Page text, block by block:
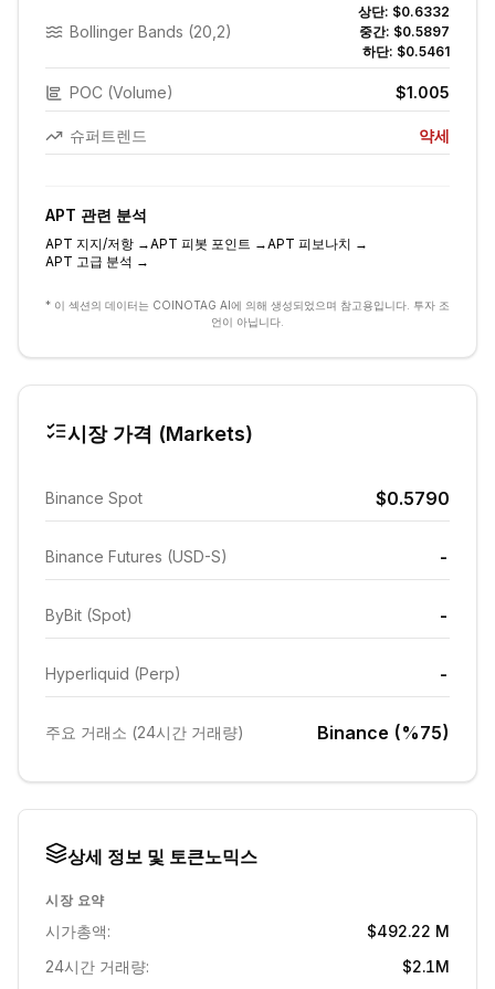
Bollinger Bands (20,2)
상단: $0.6332
중간: $0.5897
하단: $0.5461
POC (Volume) $1.005
슈퍼트렌드 약세
APT 관련 분석
APT 지지/저항 →APT 피봇 포인트 →APT 피보나치 →
APT 고급 분석 →
* 이 섹션의 데이터는 COINOTAG AI에 의해 생성되었으며 참고용입니다. 투자 조
언이 아닙니다.
시장 가격 (Markets)
Binance Spot $0.5790
Binance Futures (USD-S) -
ByBit (Spot) -
Hyperliquid (Perp) -
주요 거래소 (24시간 거래량) Binance (%75)
상세 정보 및 토큰노믹스
시장 요약
시가총액:
$492.22 M
24시간 거래량:
$2.1M